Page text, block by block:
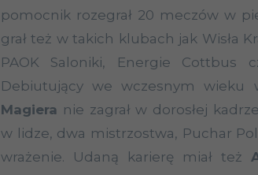
pomocnik rozegrał 20 meczów w
grał też w takich klubach jak Wisła
PAOK Saloniki, Energie Cottbus
Debiutujący we wczesnym wieku
Magiera nie zagrał w dorosłej
w lidze, dwa mistrzostwa, Puchar
wrażenie. Udaną karierę miał też